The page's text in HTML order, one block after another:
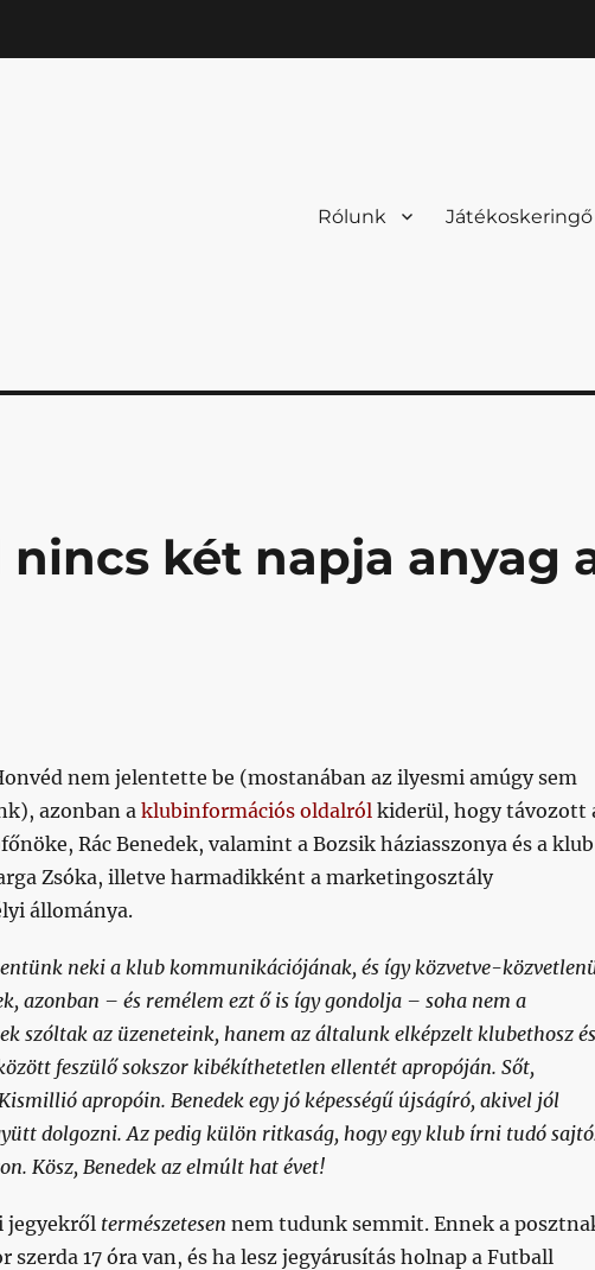
Rólunk Játékoskeringő
két napja anyag
nem jelentette be (mostanában az ilyesmi amúgy sem
azonban a klubinformációs oldalrólkiderül, hogy távozott
Rác Benedek, valamint a Bozsik háziasszonya és a klub
Zsóka, illetve harmadikként a marketingosztály
állománya.
neki a klub kommunikációjának, és így közvetve-
azonban – és remélem ezt ő is így gondolja – soha nem a
szóltak az üzeneteink, hanem az általunk elképzelt klubethosz és
feszülő sokszor kibékíthetetlen ellentét apropóján. Sőt,
apropóin. Benedek egy jó képességű újságíró, akivel jól
dolgozni. Az pedig külön ritkaság, hogy egy klub írni tudó
Kösz, Benedek az elmúlt hat évet!
jegyekről természetesen nem tudunk semmit. Ennek a
szerda 17 óra van, és ha lesz jegyárusítás holnap a Futball